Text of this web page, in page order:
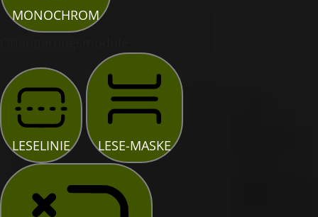
MONOCHROM
LESELINIE LESE-MASKE